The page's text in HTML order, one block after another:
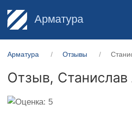
Арматура
Арматура Отзывы
Отзыв, Станислав